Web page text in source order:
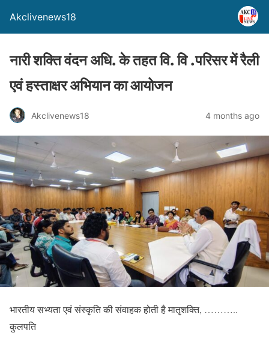
Akclivenews18
नारी शक्ति वंदन अधि. के तहत वि. वि .परिसर में रैली
एवं हस्ताक्षर अभियान का आयोजन
Akclivenews18 4 months ago
भारतीय सभ्यता एवं संस्कृति की संवाहक होती है मातृशक्ति, ………..
कुलपति